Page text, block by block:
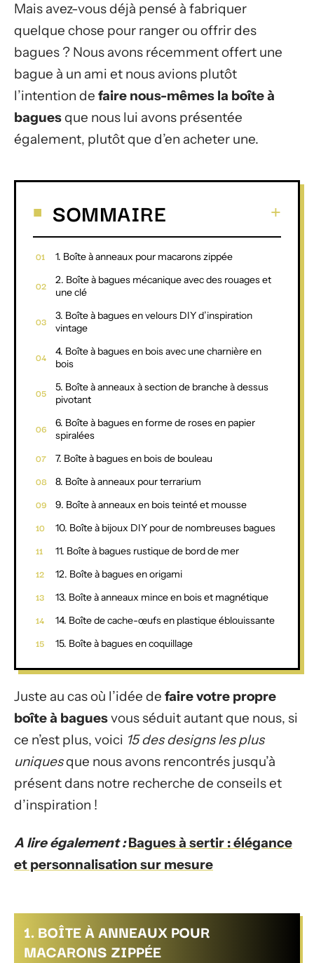
Mais avez-vous déjà pensé à fabriquer
quelque chose pour ranger ou offrir des
bagues ? Nous avons récemment offert une
bague à un ami et nous avions plutôt
l’intention de faire nous-mêmes la boîte à
baguesque nous lui avons présentée
également, plutôt que d’en acheter une.
SOMMAIRE
1. Boîte à anneaux pour macarons zippée
2. Boîte à bagues mécanique avec des rouages et
une clé
3. Boîte à bagues en velours DIY d’inspiration
vintage
4. Boîte à bagues en bois avec une charnière en
bois
5. Boîte à anneaux à section de branche à dessus
pivotant
6. Boîte à bagues en forme de roses en papier
spiralées
7. Boîte à bagues en bois de bouleau
8. Boîte à anneaux pour terrarium
9. Boîte à anneaux en bois teinté et mousse
10. Boîte à bijoux DIY pour de nombreuses bagues
11. Boîte à bagues rustique de bord de mer
12. Boîte à bagues en origami
13. Boîte à anneaux mince en bois et magnétique
14. Boîte de cache-œufs en plastique éblouissante
15. Boîte à bagues en coquillage
Juste au cas où l’idée de faire votre propre
boîte à baguesvous séduit autant que nous, si
ce n’est plus, voici 15 des designs les plus
uniquesque nous avons rencontrés jusqu’à
présent dans notre recherche de conseils et
d’inspiration !
A lire également : Bagues à sertir : élégance
et personnalisation sur mesure
1. BOÎTE À ANNEAUX POUR
MACARONS ZIPPÉE